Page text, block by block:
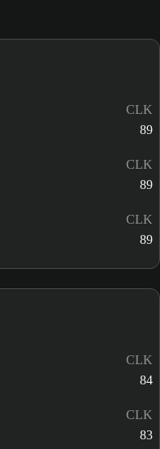
CLK
89
CLK
89
CLK
89
CLK
84
CLK
83